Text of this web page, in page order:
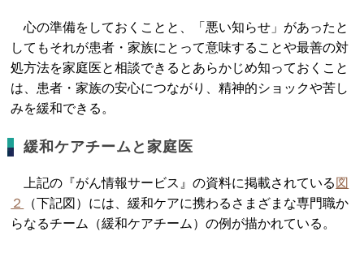
心の準備をしておくことと、「悪い知らせ」があったと
してもそれが患者・家族にとって意味することや最善の対
処方法を家庭医と相談できるとあらかじめ知っておくこと
は、患者・家族の安心につながり、精神的ショックや苦し
みを緩和できる。
緩和ケアチームと家庭医
上記の『がん情報サービス』の資料に掲載されている 図
２
（下記図）には、緩和ケアに携わるさまざまな専門職か
らなるチーム（緩和ケアチーム）の例が描かれている。